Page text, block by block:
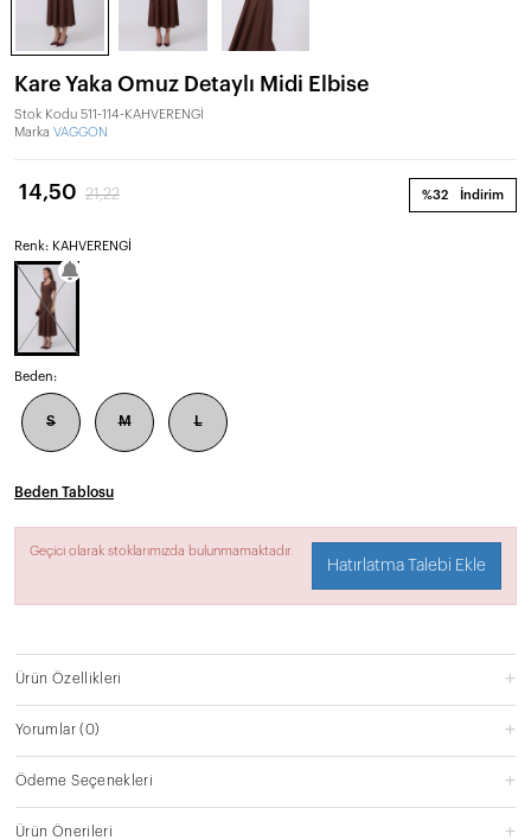
Kare Yaka Omuz Detaylı Midi Elbise
Stok Kodu 511-114-KAHVERENGİ
Marka VAGGON
%32 İndirim
14,50 21,22
Renk: KAHVERENGİ
Beden:
S M L
Beden Tablosu
Geçici olarak stoklarımızda bulunmamaktadır.
Hatırlatma Talebi Ekle
Ürün Özellikleri
Yorumlar(0)
Ödeme Seçenekleri
Ürün Önerileri